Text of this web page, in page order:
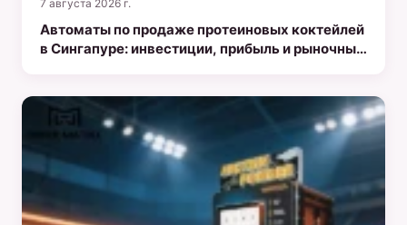
7 августа 2026 г.
Автоматы по продаже протеиновых коктейлей
в Сингапуре: инвестиции, прибыль и рыночные